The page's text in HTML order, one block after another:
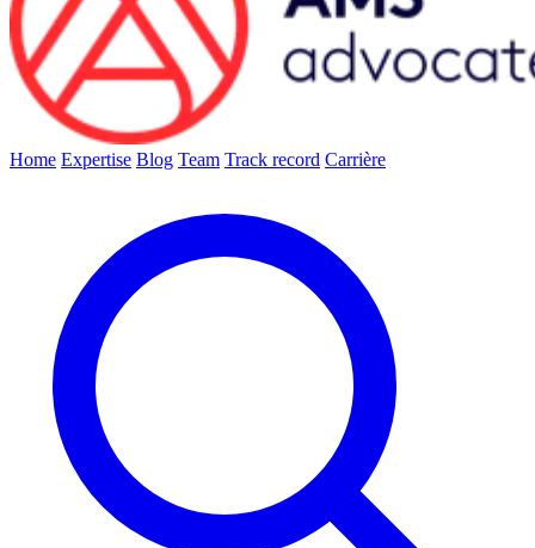
Home Expertise Blog Team Track record Carrière